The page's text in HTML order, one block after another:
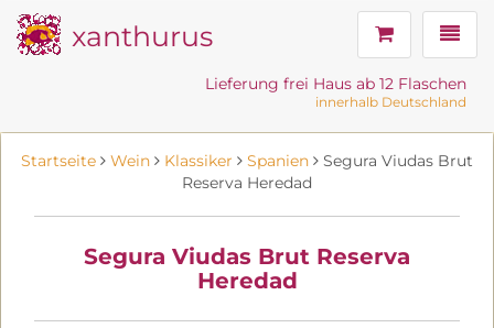
xanthurus
Lieferung frei Haus ab 12 Flaschen
innerhalb Deutschland
Startseite Wein Klassiker Spanien
Segura Viudas Brut
Reserva Heredad
Segura Viudas Brut Reserva
Heredad